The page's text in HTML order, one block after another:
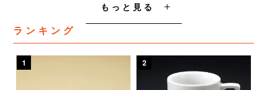
もっと見る
ランキング
1 2